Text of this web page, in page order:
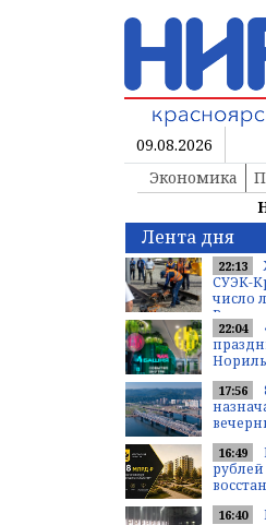
09.08.2026
Экономика
Лента дня
22:13
СУЭК-
число
22:04
17:56
16:49
16:40